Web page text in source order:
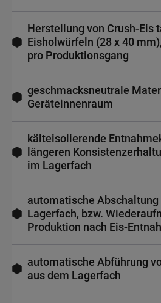
Herstellung von Crush-Eis
Eisholwürfeln (28 x 40
pro Produktionsgang
geschmacksneutrale
Geräteinnenraum
kälteisolierende
längeren
im Lagerfach
automatische
Lagerfach, bzw.
Produktion nach Eis-
automatische Abführung
aus dem Lagerfach